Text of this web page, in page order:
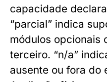
capacidade
“parcial” indica
módulos opcionais
terceiro. “n/a”
ausente ou fora do